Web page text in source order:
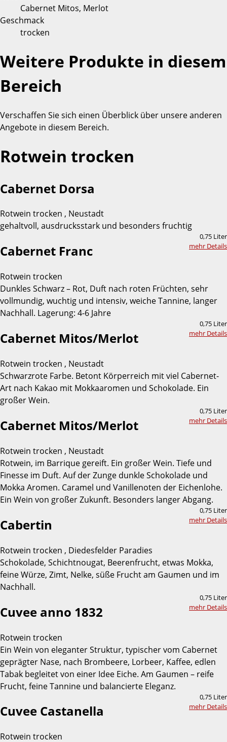
Cabernet Mitos, Merlot
Geschmack
trocken
Weitere Produkte in diesem
Bereich
Verschaffen Sie sich einen Überblick über unsere anderen
Angebote in diesem Bereich.
Rotwein trocken
Cabernet Dorsa
Rotwein trocken , Neustadt
gehaltvoll, ausdrucksstark und besonders fruchtig
0,75 Liter
mehr Details
Cabernet Franc
Rotwein trocken
Dunkles Schwarz – Rot, Duft nach roten Früchten, sehr
vollmundig, wuchtig und intensiv, weiche Tannine, langer
Nachhall. Lagerung: 4-6 Jahre
0,75 Liter
mehr Details
Cabernet Mitos/Merlot
Rotwein trocken , Neustadt
Schwarzrote Farbe. Betont Körperreich mit viel Cabernet-
Art nach Kakao mit Mokkaaromen und Schokolade. Ein
großer Wein.
0,75 Liter
mehr Details
Cabernet Mitos/Merlot
Rotwein trocken , Neustadt
Rotwein, im Barrique gereift. Ein großer Wein. Tiefe und
Finesse im Duft. Auf der Zunge dunkle Schokolade und
Mokka Aromen. Caramel und Vanillenoten der Eichenlohe.
Ein Wein von großer Zukunft. Besonders langer Abgang.
0,75 Liter
mehr Details
Cabertin
Rotwein trocken , Diedesfelder Paradies
Schokolade, Schichtnougat, Beerenfrucht, etwas Mokka,
feine Würze, Zimt, Nelke, süße Frucht am Gaumen und im
Nachhall.
0,75 Liter
mehr Details
Cuvee anno 1832
Rotwein trocken
Ein Wein von eleganter Struktur, typischer vom Cabernet
geprägter Nase, nach Brombeere, Lorbeer, Kaffee, edlen
Tabak begleitet von einer Idee Eiche. Am Gaumen – reife
Frucht, feine Tannine und balancierte Eleganz.
0,75 Liter
mehr Details
Cuvee Castanella
Rotwein trocken